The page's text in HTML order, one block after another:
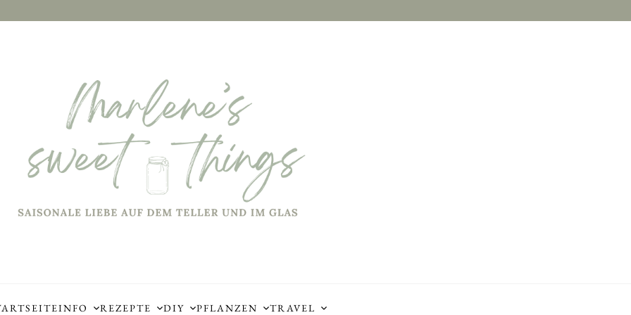
INFO REZEPTE DIY PFLANZEN TRAVEL